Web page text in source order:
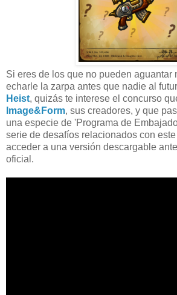
Si eres de los que no pueden aguantar
echarle la zarpa antes que nadie al
Heist, quizás te interese el concurso
Image&Form, sus creadores, y que
una especie de 'Programa de
serie de desafíos relacionados con
acceder a una versión descargable
oficial.